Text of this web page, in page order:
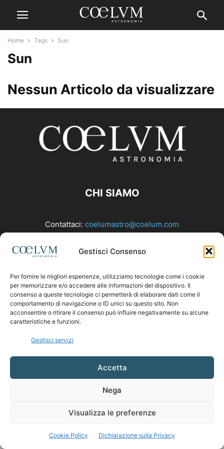
Gestisci Consenso
Per fornire le migliori esperienze, utilizziamo tecnologie come i cookie
per memorizzare e/o accedere alle informazioni del dispositivo. Il
consenso a queste tecnologie ci permetterà di elaborare dati come il
comportamento di navigazione o ID unici su questo sito. Non
acconsentire o ritirare il consenso può influire negativamente su alcune
caratteristiche e funzioni.
Gestisci servizi
Accetta
Nega
Visualizza le preferenze
Cookie Policy Dichiarazione sulla Privacy
Home Tags Sun
Sun
Nessun Articolo da visualizzare
CHI SIAMO
Contattaci: coelumastro@coelum.com
SEGUICI